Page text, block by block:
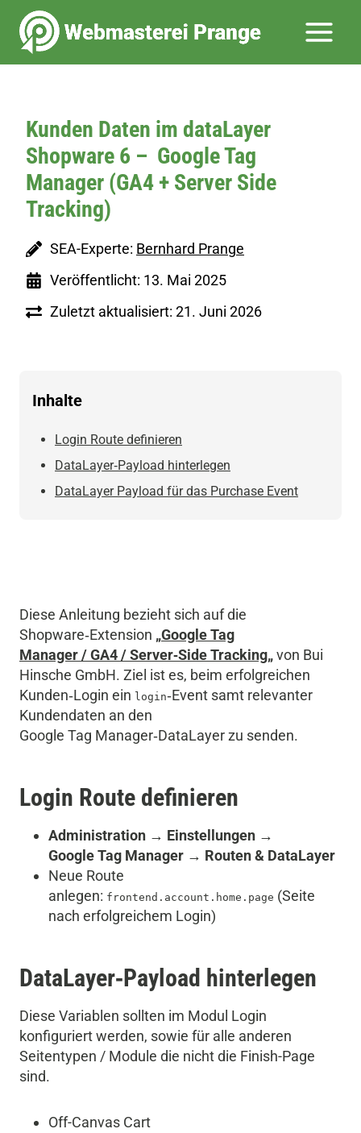
Inhalt
springen
Kunden Daten im dataLayer
Shopware 6 – Google Tag
Manager (GA4 + Server Side
Tracking)
SEA-Experte: Bernhard Prange
Veröffentlicht: 13. Mai 2025
Zuletzt aktualisiert: 21. Juni 2026
Diese Anleitung bezieht sich auf die
Shopware‑Extension „Google Tag
Manager / GA4 / Server‑Side Tracking„von Bui
Hinsche GmbH. Ziel ist es, beim erfolgreichen
Kunden‑Login ein login‑Event samt relevanter
Kundendaten an den
Google Tag Manager‑DataLayer zu senden.
Login Route definieren
Administration → Einstellungen →
Google Tag Manager → Routen & DataLayer
Neue Route
anlegen: frontend.account.home.page (Seite
nach erfolgreichem Login)
DataLayer‑Payload hinterlegen
Diese Variablen sollten im Modul Login
konfiguriert werden, sowie für alle anderen
Seitentypen / Module die nicht die Finish-Page
sind.
Off-Canvas Cart
Inhalte
Login Route definieren
DataLayer‑Payload hinterlegen
DataLayer Payload für das Purchase Event